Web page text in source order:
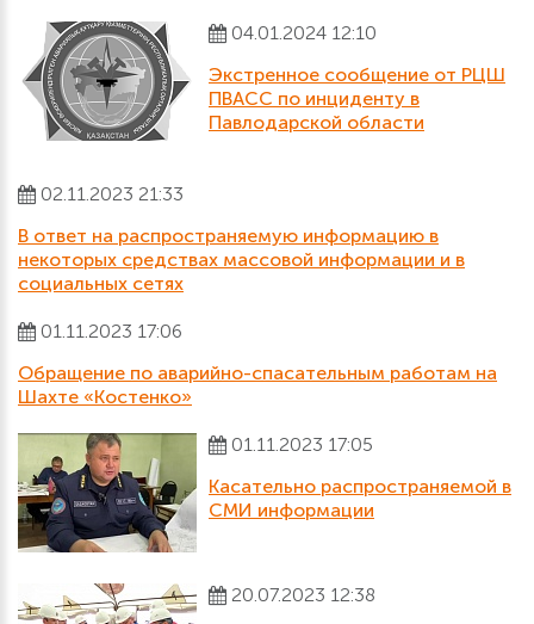
04.01.2024 12:10
Экстренное сообщение от РЦШ
ПВАСС по инциденту в
Павлодарской области
02.11.2023 21:33
В ответ на распространяемую информацию в
некоторых средствах массовой информации и в
социальных сетях
01.11.2023 17:06
Обращение по аварийно-спасательным работам на
Шахте «Костенко»
01.11.2023 17:05
Касательно распространяемой в
СМИ информации
20.07.2023 12:38